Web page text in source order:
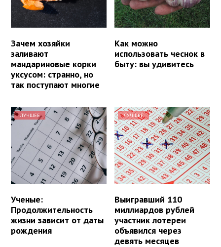
Зачем хозяйки
заливают
мандариновые корки
уксусом: странно, но
так поступают многие
Как можно
использовать чеснок в
быту: вы удивитесь
ЛУЧШЕЕ
Ученые:
Продолжительность
жизни зависит от даты
рождения
ЛУЧШЕЕ
Выигравший 110
миллиардов рублей
участник лотереи
объявился через
девять месяцев